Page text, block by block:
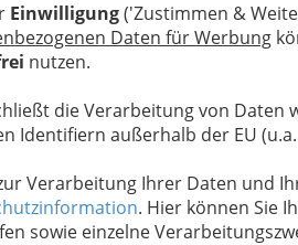
Einwilligung('Zustimmen &
Daten für Werbung
nutzen.
die Verarbeitung von Daten
Identifiern außerhalb der EU (u.a.
Verarbeitung Ihrer Daten und
. Hier können Sie
sowie einzelne